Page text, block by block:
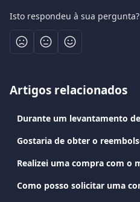
Isto respondeu à sua pergunta?
Artigos relacionados